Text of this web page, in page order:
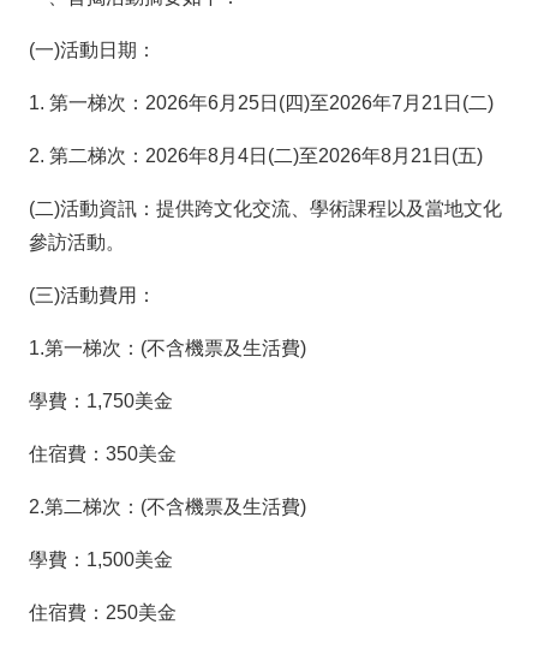
(一)活動日期：
1. 第一梯次：2026年6月25日(四)至2026年7月21日(二)
2. 第二梯次：2026年8月4日(二)至2026年8月21日(五)
(二)活動資訊：提供跨文化交流、學術課程以及當地文化
參訪活動。
(三)活動費用：
1.第一梯次：(不含機票及生活費)
學費：1,750美金
住宿費：350美金
2.第二梯次：(不含機票及生活費)
學費：1,500美金
住宿費：250美金